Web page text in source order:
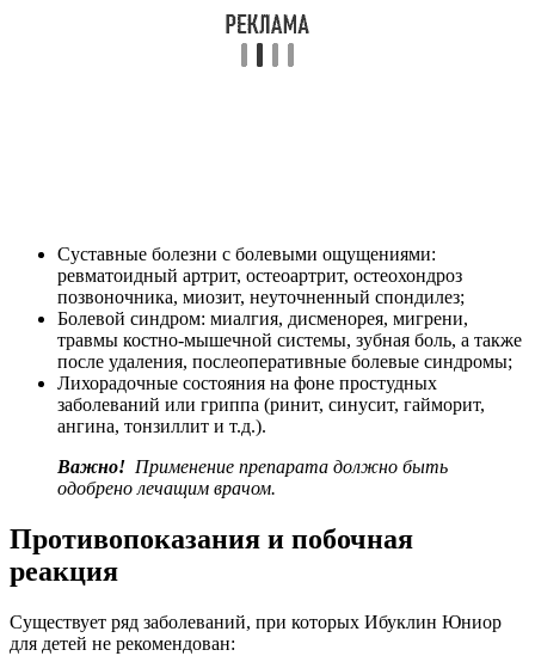
Суставные болезни с болевыми ощущениями:
ревматоидный артрит, остеоартрит, остеохондроз
позвоночника, миозит, неуточненный спондилез;
Болевой синдром: миалгия, дисменорея, мигрени,
травмы костно-мышечной системы, зубная боль, а также
после удаления, послеоперативные болевые синдромы;
Лихорадочные состояния на фоне простудных
заболеваний или гриппа (ринит, синусит, гайморит,
ангина, тонзиллит и т.д.).
Важно! Применение препарата должно быть
одобрено лечащим врачом.
Противопоказания и побочная
реакция
Существует ряд заболеваний, при которых Ибуклин Юниор
для детей не рекомендован: